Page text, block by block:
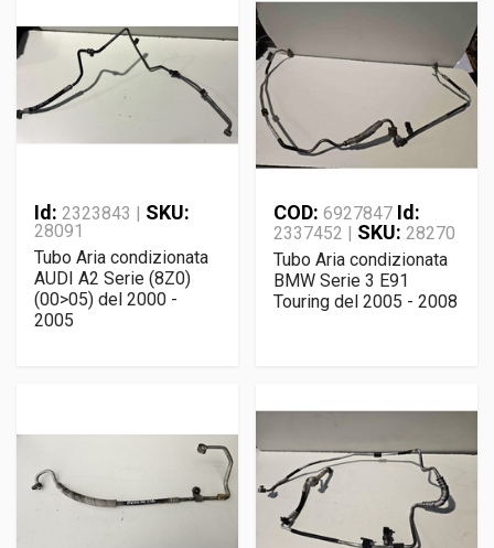
Id: 2323843 | SKU:
28091
Tubo Aria condizionata
AUDI A2 Serie (8Z0)
(00>05) del 2000 -
2005
COD: 6927847 Id:
2337452 | SKU: 28270
Tubo Aria condizionata
BMW Serie 3 E91
Touring del 2005 - 2008